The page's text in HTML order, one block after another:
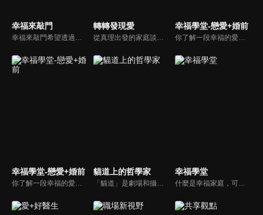
幸福來敲門 轉轉發現愛 幸福學堂-戀愛+婚前
你了解一段幸福的愛情是如何發展出來的嗎？你對你心中那一個對象，到底是愛還是喜歡？難道喜歡跟愛差距很大嗎？讓我們的大師來消除你心中的疑惑。
幸福學堂-戀愛+婚前
你了解一段幸福的愛情是如何發展出來的嗎？你對你心中那一個對象，到底是愛還是喜歡？難道喜歡跟愛差距很大嗎？讓我們的大師來消除你心中的疑惑。
貓道上的哲學家
「貓道」是劇場和攝影棚的象徵，而孩子是天生的哲學家，他們進入攝影棚中的小劇場思考、對話，並且從貓道上看下來，總是會有不同視角，故片名為《貓道上的哲學家》，在GOOD TV播出。
幸福學堂
什麼是幸福家庭，可能很多人會覺得「幸福家庭」是天方夜譚，在這一集當中，簡老師要告訴您，如何跨越婚姻的顛簸之路，建立幸福家庭，且根據他多年輔導經驗，歸類出幸福家庭的特質，讓幸福家庭不是再是虛假的口號，而是能夠真實落實在生活當中。